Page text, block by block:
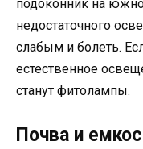
подоконник на
недостаточного
слабым и болеть.
естественное
станут фитолампы.
Почва и